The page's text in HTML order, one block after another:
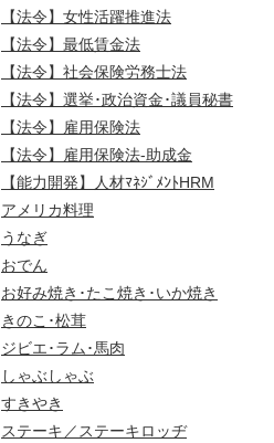
【法令】女性活躍推進法
【法令】最低賃金法
【法令】社会保険労務士法
【法令】選挙･政治資金･議員秘書
【法令】雇用保険法
【法令】雇用保険法-助成金
【能力開発】人材ﾏﾈｼﾞﾒﾝﾄHRM
アメリカ料理
うなぎ
おでん
お好み焼き･たこ焼き･いか焼き
きのこ･松茸
ジビエ･ラム･馬肉
しゃぶしゃぶ
すきやき
ステーキ／ステーキロッヂ